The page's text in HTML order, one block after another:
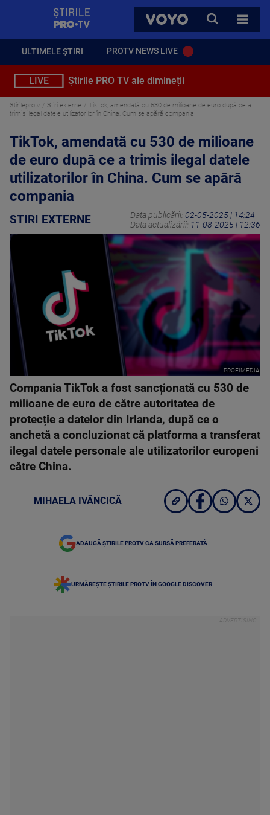
VOYO
CAUTA
TOATE
ULTIMELE ȘTIRI PROTV NEWS LIVE
LIVE Știrile PRO TV ale dimineții
Stirileprotv Stiri externe
TikTok, amendată cu 530 de milioane de euro după ce a
trimis ilegal datele utilizatorilor în China. Cum se apără compania
TikTok, amendată cu 530 de milioane
de euro după ce a trimis ilegal datele
utilizatorilor în China. Cum se apără
compania
STIRI EXTERNE Data publicării: 02-05-2025 | 14:24
Data actualizării: 11-08-2025 | 12:36
PROFIMEDIA
Compania TikTok a fost sancționată cu 530 de
milioane de euro de către autoritatea de
protecție a datelor din Irlanda, după ce o
anchetă a concluzionat că platforma a transferat
ilegal datele personale ale utilizatorilor europeni
către China.
MIHAELA IVĂNCICĂ
ADAUGĂ ȘTIRILE PROTV CA SURSĂ PREFERATĂ
URMĂREȘTE ȘTIRILE PROTV ÎN GOOGLE DISCOVER